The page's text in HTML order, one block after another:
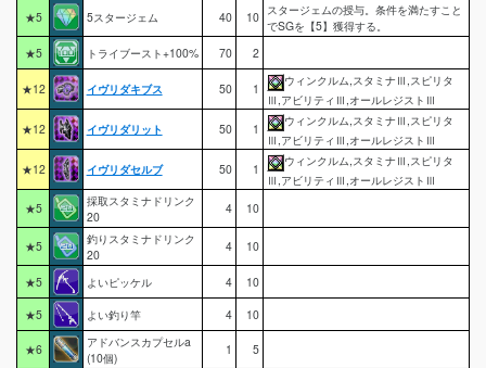
★5
5スタージェム 40 10 スタージェムの授与。条件を満たすこと
でSGを【5】獲得する。
★5
トライブースト+100% 70 2
★12 イヴリダキブス 50 1
ウィンクルム,スタミナⅢ,スピリタ
Ⅲ,アビリティⅢ,オールレジストⅢ
★12
イヴリダリット 50 1
ウィンクルム,スタミナⅢ,スピリタ
Ⅲ,アビリティⅢ,オールレジストⅢ
★12
イヴリダセルブ 50 1
ウィンクルム,スタミナⅢ,スピリタ
Ⅲ,アビリティⅢ,オールレジストⅢ
★5
採取スタミナドリンク
20
4 10
★5
釣りスタミナドリンク
20
4 10
★5 よいピッケル 4
10
★5
よい釣り竿 4 10
★6
アドバンスカプセルa
(10個)
1 5